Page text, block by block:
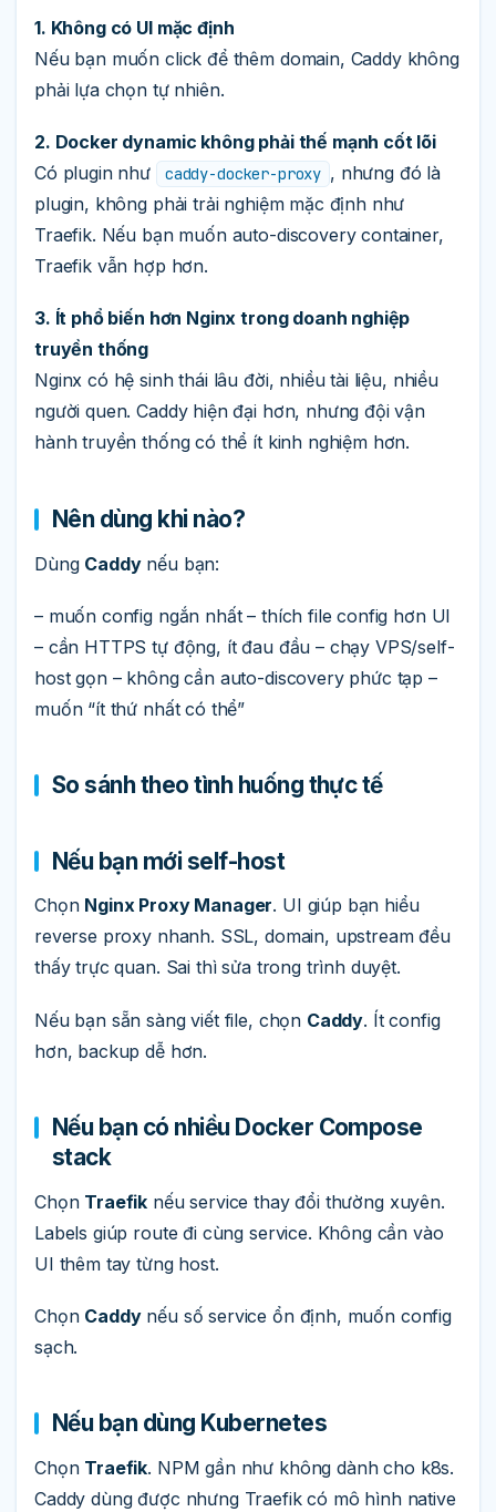
1. Không có UI mặc định
Nếu bạn muốn click để thêm domain, Caddy không
phải lựa chọn tự nhiên.
2. Docker dynamic không phải thế mạnh cốt lõi
Có plugin như
caddy-docker-proxy , nhưng đó là
plugin, không phải trải nghiệm mặc định như
Traefik. Nếu bạn muốn auto-discovery container,
Traefik vẫn hợp hơn.
3. Ít phổ biến hơn Nginx trong doanh nghiệp
truyền thống
Nginx có hệ sinh thái lâu đời, nhiều tài liệu, nhiều
người quen. Caddy hiện đại hơn, nhưng đội vận
hành truyền thống có thể ít kinh nghiệm hơn.
Nên dùng khi nào?
Dùng Caddynếu bạn:
– muốn config ngắn nhất – thích file config hơn UI
– cần HTTPS tự động, ít đau đầu – chạy VPS/self-
host gọn – không cần auto-discovery phức tạp –
muốn “ít thứ nhất có thể”
So sánh theo tình huống thực tế
Nếu bạn mới self-host
Chọn Nginx Proxy Manager. UI giúp bạn hiểu
reverse proxy nhanh. SSL, domain, upstream đều
thấy trực quan. Sai thì sửa trong trình duyệt.
Nếu bạn sẵn sàng viết file, chọn Caddy. Ít config
hơn, backup dễ hơn.
Nếu bạn có nhiều Docker Compose
stack
Chọn Traefik nếu service thay đổi thường xuyên.
Labels giúp route đi cùng service. Không cần vào
UI thêm tay từng host.
Chọn Caddynếu số service ổn định, muốn config
sạch.
Nếu bạn dùng Kubernetes
Chọn Traefik. NPM gần như không dành cho k8s.
Caddy dùng được nhưng Traefik có mô hình native